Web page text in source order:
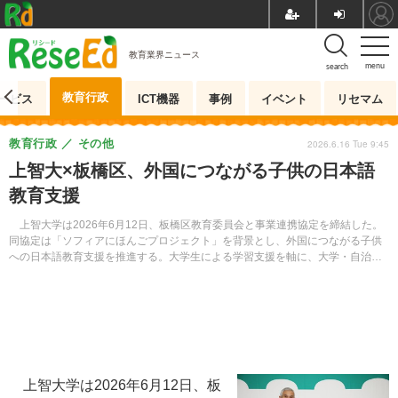
menu
search
教育業界ニュース
ビス 教育行政 ICT機器 事例 イベント リセマム
上智大×板橋区、外国につながる子供の日本語
教育支援
上智大学は2026年6月12日、板橋区教育委員会と事業連携協定を締結した。
同協定は「ソフィアにほんごプロジェクト」を背景とし、外国につながる子供
への日本語教育支援を推進する。大学生による学習支援を軸に、大学・自治
教育行政 その他 2026.6.16 Tue 9:45
上智大学は2026年6月12日、板